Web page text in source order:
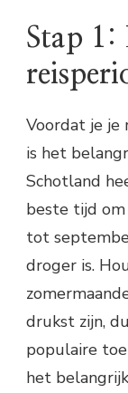
Stap 1:
Voordat je je
is het
Schotland
beste tijd
tot
droger is.
drukst zijn,
populaire
het